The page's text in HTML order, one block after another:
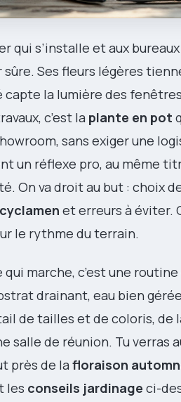
qui s’installe et aux
sûre. Ses fleurs légères
la lumière des
c’est la plante en pot
sans exiger une
un réflexe pro, au même
On va droit au but : choix
et erreurs à éviter.
le rythme du terrain.
marche, c’est une
drainant, eau bien
de tailles et de coloris, de
salle de réunion. Tu verras
près de la floraison
les conseils jardinage ci-